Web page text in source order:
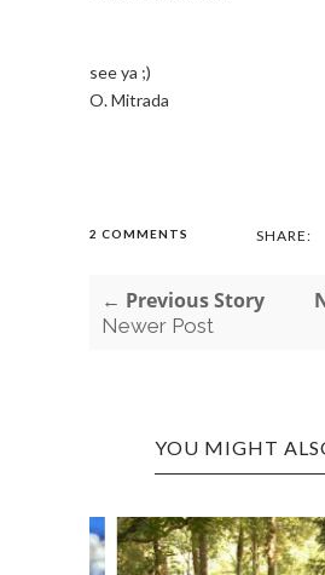
see ya ;)
O. Mitrada
2 COMMENTS SHARE:
← Previous Story
Newer Post
YOU MIGHT